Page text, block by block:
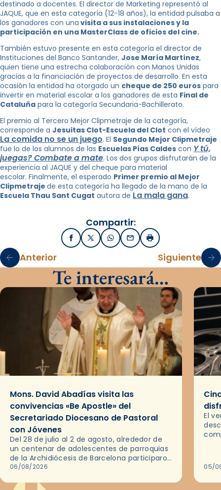
destinado a docentes. El director de Marketing representó al
JAQUE, que en esta categoría (12-18 años), la entidad pulsaba a
los ganadores con una visita a sus instalaciones y la
participación en una MasterClass de oficios del cine.
También estuvo presente en esta categoría el director de
Instituciones del Banco Santander, Jose María Martínez,
quien tiene una estrecha colaboración con Manos Unidas
gracias a la financiación de proyectos de desarrollo. En esta
ocasión la entidad ha otorgado un cheque de 250 euros para
invertir en material escolar a los ganadores de esta Final de
Cataluña para la categoría Secundaria-Bachillerato.
El premio al Tercero Mejor Clipmetraje de la categoría,
corresponde a Jesuitas Clot-Escuela del Clot con el vídeo
La comida no se un juego. El Segundo Mejor Clipmetraje
fue lo de los alumnos de las Escuelas Pías Caldes con Y tú,
juegas? Combate a mate. Los dos grupos disfrutarán de la
experiencia al JAQUE y del cheque para material
escolar. Finalmente, el esperado Primer premio al Mejor
Clipmetraje de esta categoría ha llegado de la mano de la
Escuela Thau Sant Cugat autora de La mala gana.
Compartir:
FacebookX / TwitterWhatsApp
EmailImprimir
Anterior Siguiente
Te interesará…
Mons. David Abadías visita las
convivencias «Be Apostle» del
Secretariado Diocesano de Pastoral
con Jóvenes
Del 28 de julio al 2 de agosto, alrededor de
un centenar de adolescentes de parroquias
de la Archidiócesis de Barcelona participaron
en las convivencias Be Apostle, organizadas
06/08/2026
El
05/